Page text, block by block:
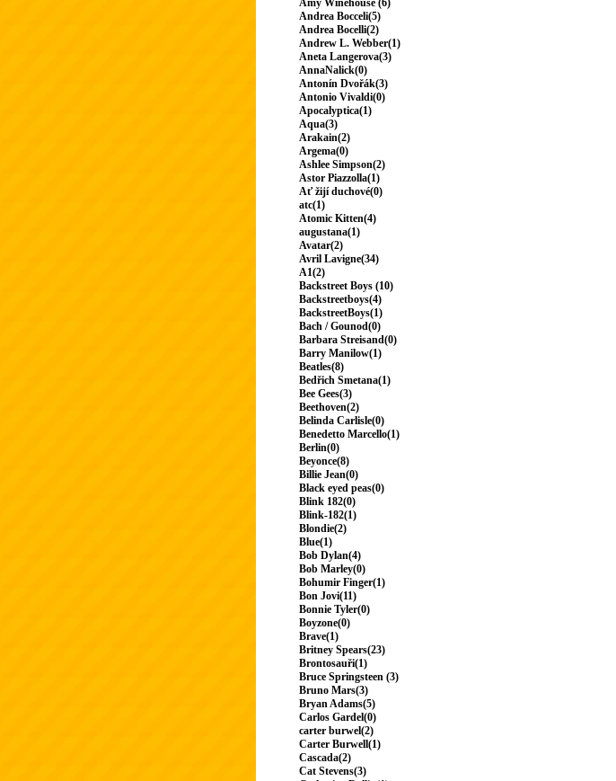
Amy Winehouse (6)
Andrea Bocceli(5)
Andrea Bocelli(2)
Andrew L. Webber(1)
Aneta Langerova(3)
AnnaNalick(0)
Antonín Dvořák(3)
Antonio Vivaldi(0)
Apocalyptica(1)
Aqua(3)
Arakain(2)
Argema(0)
Ashlee Simpson(2)
Astor Piazzolla(1)
Ať žijí duchové(0)
atc(1)
Atomic Kitten(4)
augustana(1)
Avatar(2)
Avril Lavigne(34)
A1(2)
Backstreet Boys (10)
Backstreetboys(4)
BackstreetBoys(1)
Bach / Gounod(0)
Barbara Streisand(0)
Barry Manilow(1)
Beatles(8)
Bedřich Smetana(1)
Bee Gees(3)
Beethoven(2)
Belinda Carlisle(0)
Benedetto Marcello(1)
Berlin(0)
Beyonce(8)
Billie Jean(0)
Black eyed peas(0)
Blink 182(0)
Blink-182(1)
Blondie(2)
Blue(1)
Bob Dylan(4)
Bob Marley(0)
Bohumir Finger(1)
Bon Jovi(11)
Bonnie Tyler(0)
Boyzone(0)
Brave(1)
Britney Spears(23)
Brontosauři(1)
Bruce Springsteen (3)
Bruno Mars(3)
Bryan Adams(5)
Carlos Gardel(0)
carter burwel(2)
Carter Burwell(1)
Cascada(2)
Cat Stevens(3)